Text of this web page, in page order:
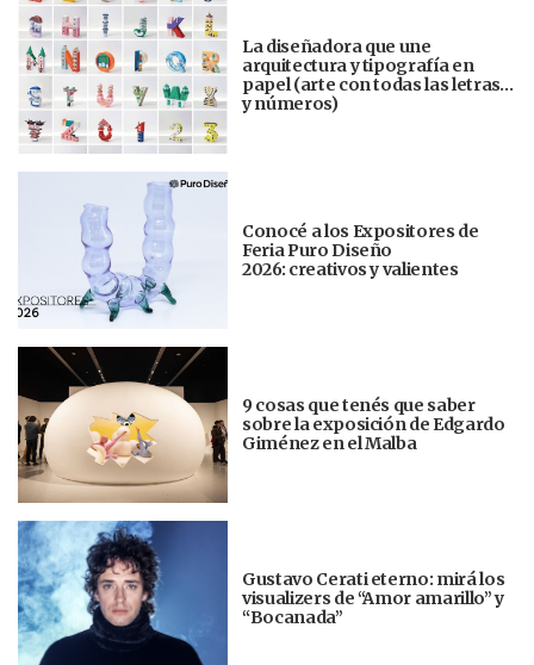
La diseñadora que une
arquitectura y tipografía en
papel (arte con todas las letras…
y números)
Conocé a los Expositores de
Feria Puro Diseño
2026: creativos y valientes
9 cosas que tenés que saber
sobre la exposición de Edgardo
Giménez en el Malba
Gustavo Cerati eterno: mirá los
visualizers de “Amor amarillo” y
“Bocanada”